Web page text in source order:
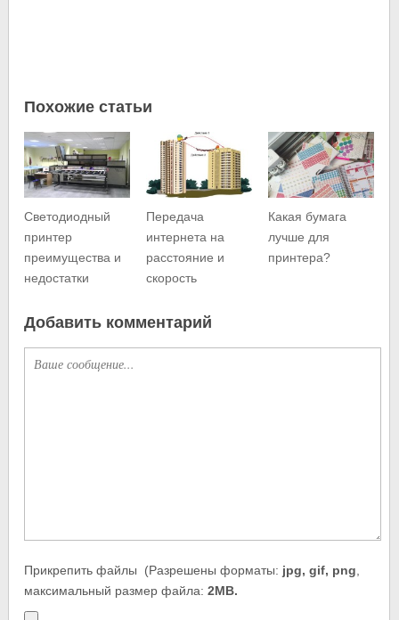
Похожие статьи
Светодиодный
принтер
преимущества и
недостатки
Передача
интернета на
расстояние и
скорость
Какая бумага
лучше для
принтера?
Добавить комментарий
Прикрепить файлы (Разрешены форматы: jpg, gif, png
максимальный размер файла:2MB.